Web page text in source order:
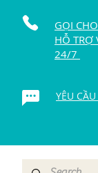
GỌI
HỖ TRỢ
24/7
YÊU